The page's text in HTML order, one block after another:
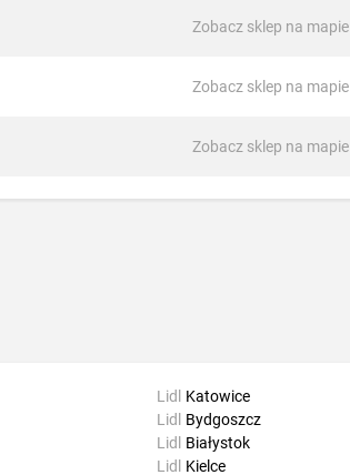
Zobacz sklep na mapie
Zobacz sklep na mapie
Zobacz sklep na mapie
Lidl Katowice
Lidl Bydgoszcz
Lidl Białystok
Lidl Kielce